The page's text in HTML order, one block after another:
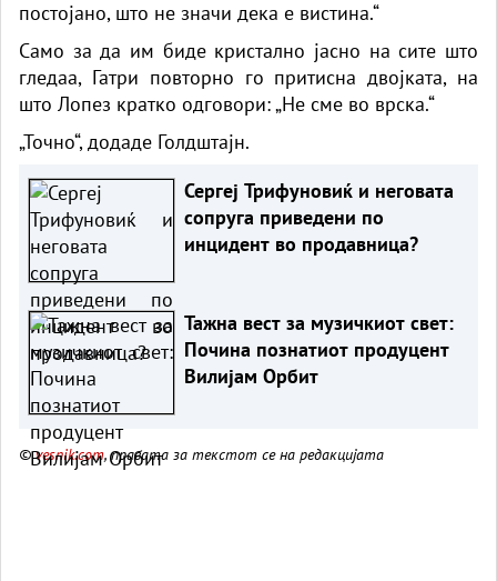
постојано, што не значи дека е вистина.“
Само за да им биде кристално јасно на сите што
гледаа, Гатри повторно го притисна двојката, на
што Лопез кратко одговори: „Не сме во врска.“
„Точно“, додаде Голдштајн.
Сергеј Трифуновиќ и неговата
сопруга приведени по
инцидент во продавница?
Тажна вест за музичкиот свет:
Почина познатиот продуцент
Вилијам Орбит
©vesnik.com, правата за текстот се на редакцијата